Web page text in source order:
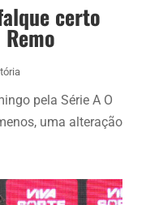
certo
pela Série A O
uma alteração